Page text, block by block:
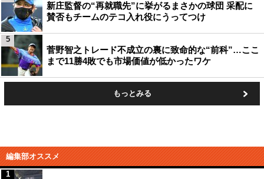
新庄監督の“再就職先”に挙がるまさかの球団 采配に
賛否もチームのテコ入れ役にうってつけ
菅野智之トレード不成立の裏に致命的な“前科”…ここ
まで11勝4敗でも市場価値が低かったワケ
5
もっとみる
編集部オススメ
1